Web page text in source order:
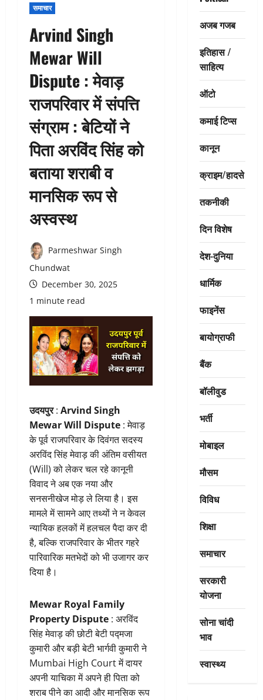
समाचार
Arvind Singh
Mewar Will
Dispute : मेवाड़
राजपरिवार में संपत्ति
संग्राम : बेटियों ने
पिता अरविंद सिंह को
बताया शराबी व
मानसिक रूप से
अस्वस्थ
Parmeshwar Singh
Chundwat
December 30, 2025
1 minute read
उदयपुर: Arvind Singh
Mewar Will Dispute : मेवाड़
के पूर्व राजपरिवार के दिवंगत सदस्य
अरविंद सिंह मेवाड़ की अंतिम वसीयत
(Will) को लेकर चल रहे कानूनी
विवाद ने अब एक नया और
सनसनीखेज मोड़ ले लिया है। इस
मामले में सामने आए तथ्यों ने न केवल
न्यायिक हलकों में हलचल पैदा कर दी
है, बल्कि राजपरिवार के भीतर गहरे
पारिवारिक मतभेदों को भी उजागर कर
दिया है।
Mewar Royal Family
Property Dispute : अरविंद
सिंह मेवाड़ की छोटी बेटी पद्मजा
कुमारी और बड़ी बेटी भार्गवी कुमारी ने
Mumbai High Court में दायर
अपनी याचिका में अपने ही पिता को
शराब पीने का आदी और मानसिक रूप
अजब गजब
इतिहास /
साहित्य
ऑटो
कमाई टिप्स
कानून
क्राइम/हादसे
तकनीकी
दिन विशेष
देश-दुनिया
धार्मिक
फाइनेंस
बायोग्राफी
बैंक
बॉलीवुड
भर्ती
मोबाइल
मौसम
विविध
शिक्षा
समाचार
सरकारी
योजना
सोना चांदी
भाव
स्वास्थ्य